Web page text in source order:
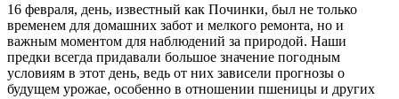
16 февраля, день, известный как Починки, был не только
временем для домашних забот и мелкого ремонта, но и
важным моментом для наблюдений за природой. Наши
предки всегда придавали большое значение погодным
условиям в этот день, ведь от них зависели прогнозы о
будущем урожае, особенно в отношении пшеницы и других